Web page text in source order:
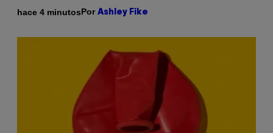
hace 4 minutosPor Ashley Fike